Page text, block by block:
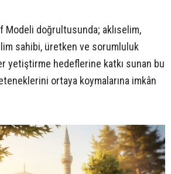
Modeli doğrultusunda; aklıselim,
sahibi, üretken ve sorumluluk
yetiştirme hedeflerine katkı sunan bu
ortaya koymalarına imkân